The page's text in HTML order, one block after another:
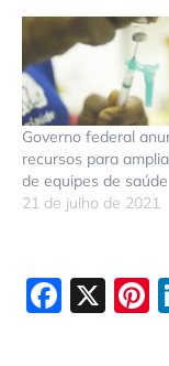
Governo federal
recursos para
de equipes de saúde
21 de julho de 2021
X